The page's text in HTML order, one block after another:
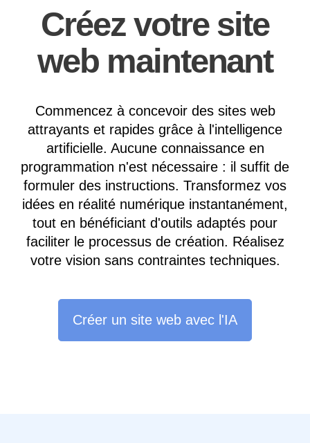
Créez votre site
web maintenant
Commencez à concevoir des sites web
attrayants et rapides grâce à l'intelligence
artificielle. Aucune connaissance en
programmation n'est nécessaire : il suffit de
formuler des instructions. Transformez vos
idées en réalité numérique instantanément,
tout en bénéficiant d'outils adaptés pour
faciliter le processus de création. Réalisez
votre vision sans contraintes techniques.
Créer un site web avec l'IA